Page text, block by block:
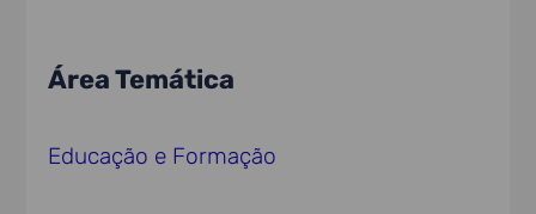
Área Temática
Educação e Formação